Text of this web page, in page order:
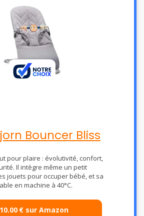
Bouncer Bliss
pour plaire : évolutivité, confort,
Il intègre même un petit
jouets pour occuper bébé, et sa
en machine à 40°C.
€ sur Amazon